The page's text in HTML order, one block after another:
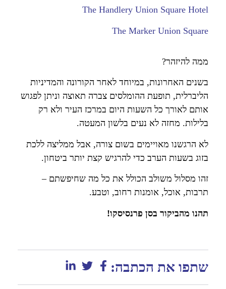
The Handlery Union Square Hotel
The Marker Union Square
ממה להיזהר?
בשנים האחרונות, במיוחד לאחר הקורונה והמדיניות
הליברלית, תופעת ההומלסים צברה תאוצה וניתן לפגוש
אותם לאורך כל השעות היום במרכז העיר ולא רק
בלילות. מחזה לא נעים בלשון המעטה.
לא הרגשנו מאויימים בשום צורה, אבל ממליצה ללכת
בזוג בשעות הערב כדי להרגיש קצת יותר ביטחון.
זהו מסלול משולב הכולל את כל מה שחיפשתם –
תרבות, אוכל, אומנות רחוב, וטבע.
תהנו מהביקור בסן פרנסיסקו!
שתפו את הכתבה: